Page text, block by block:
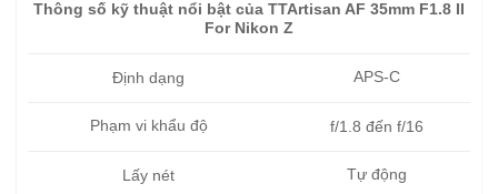
Thông số kỹ thuật nổi bật của TTArtisan AF 35mm F1.8 II
For Nikon Z
Định dạng APS-C
Phạm vi khẩu độ f/1.8 đến f/16
Lấy nét Tự động